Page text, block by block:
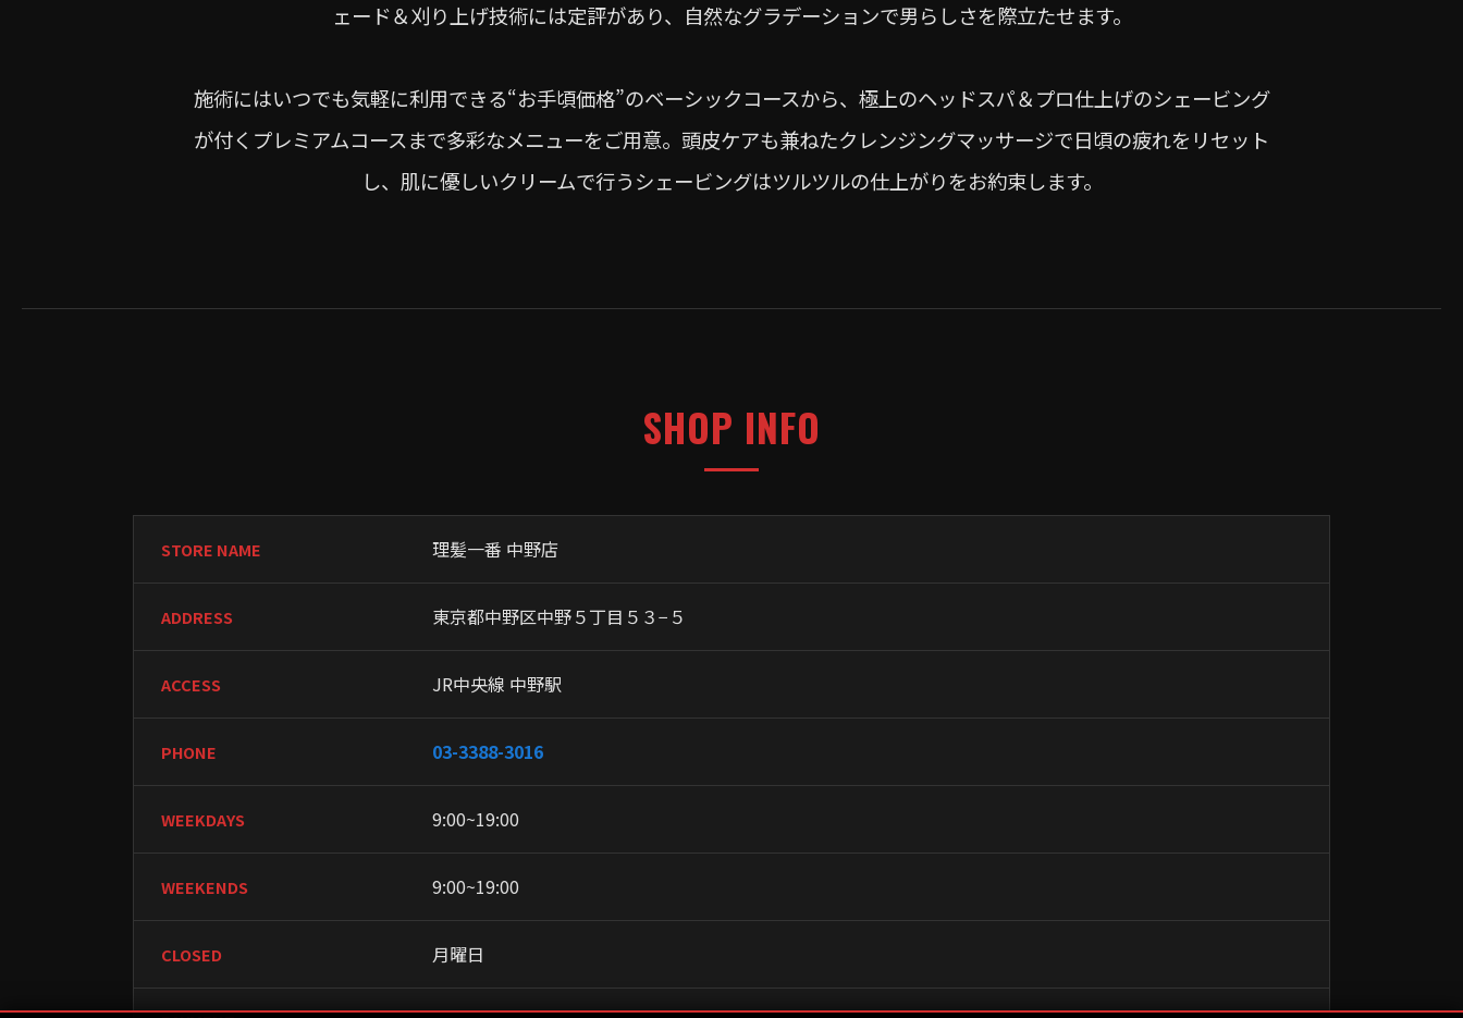
ェード＆刈り上げ技術には定評があり、自然なグラデーションで男らしさを際立たせます。
施術にはいつでも気軽に利用できる“お手頃価格”のベーシックコースから、極上のヘッドスパ＆プロ仕上げのシェービング
が付くプレミアムコースまで多彩なメニューをご用意。頭皮ケアも兼ねたクレンジングマッサージで日頃の疲れをリセット
し、肌に優しいクリームで行うシェービングはツルツルの仕上がりをお約束します。
SHOP INFO
STORE NAME 理髪一番 中野店
ADDRESS 東京都中野区中野５丁目５３−５
ACCESS JR中央線 中野駅
PHONE 03-3388-3016
WEEKDAYS 9:00~19:00
WEEKENDS 9:00~19:00
CLOSED 月曜日